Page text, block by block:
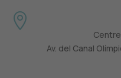

Av. del Canal